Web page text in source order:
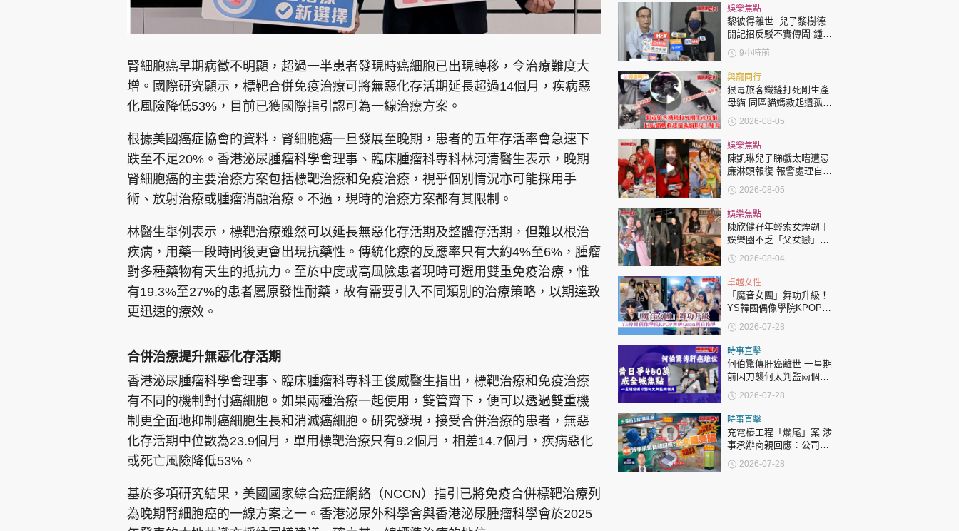
腎細胞癌早期病徵不明顯，超過一半患者發現時癌細胞已出現轉移，令治療難度大
增。國際研究顯示，標靶合併免疫治療可將無惡化存活期延長超過14個月，疾病惡
化風險降低53%，目前已獲國際指引認可為一線治療方案。
根據美國癌症協會的資料，腎細胞癌一旦發展至晚期，患者的五年存活率會急速下
跌至不足20%。香港泌尿腫瘤科學會理事、臨床腫瘤科專科林河清醫生表示，晚期
腎細胞癌的主要治療方案包括標靶治療和免疫治療，視乎個別情況亦可能採用手
術、放射治療或腫瘤消融治療。不過，現時的治療方案都有其限制。
林醫生舉例表示，標靶治療雖然可以延長無惡化存活期及整體存活期，但難以根治
疾病，用藥一段時間後更會出現抗藥性。傳統化療的反應率只有大約4%至6%，腫瘤
對多種藥物有天生的抵抗力。至於中度或高風險患者現時可選用雙重免疫治療，惟
有19.3%至27%的患者屬原發性耐藥，故有需要引入不同類別的治療策略，以期達致
更迅速的療效。
合併治療提升無惡化存活期
香港泌尿腫瘤科學會理事、臨床腫瘤科專科王俊威醫生指出，標靶治療和免疫治療
有不同的機制對付癌細胞。如果兩種治療一起使用，雙管齊下，便可以透過雙重機
制更全面地抑制癌細胞生長和消滅癌細胞。研究發現，接受合併治療的患者，無惡
化存活期中位數為23.9個月，單用標靶治療只有9.2個月，相差14.7個月，疾病惡化
或死亡風險降低53%。
基於多項研究結果，美國國家綜合癌症網絡（NCCN）指引已將免疫合併標靶治療列
為晚期腎細胞癌的一線方案之一。香港泌尿外科學會與香港泌尿腫瘤科學會於2025
娛樂焦點
黎彼得離世│兒子黎樹德
開記招反駁不實傳聞 鍾志
光代好友澄清：冇經濟問
題
9小時前
與寵同行
狠毒旅客鐵鏟打死剛生產
母貓 同區貓媽救起遺孤貓
B接手哺育
2026-08-05
娛樂焦點
陳凱琳兒子睇戲太嘈遭忌
廉淋頭報復 報警處理自責
護子不力 歐錦棠陳倩揚齊
表態「媽媽有責任」
2026-08-05
娛樂焦點
陳欣健孖年輕索女煙韌︱
娛樂圈不乏「父女戀」
「爺孫戀」 年齡差距最大
達51歲 最受矚目有李龍
基謝賢
2026-08-04
卓越女性
「魔音女團」舞功升級！
YS韓國偶像學院KPOP舞
師Geon親自指導
2026-07-28
時事直擊
何伯驚傳肝癌離世 一星期
前因刀襲何太判監兩個月
昔日爭450萬成全城焦點
2026-07-28
時事直擊
充電樁工程「爛尾」案 涉
事承辦商親回應：公司疑
受騙
2026-07-28